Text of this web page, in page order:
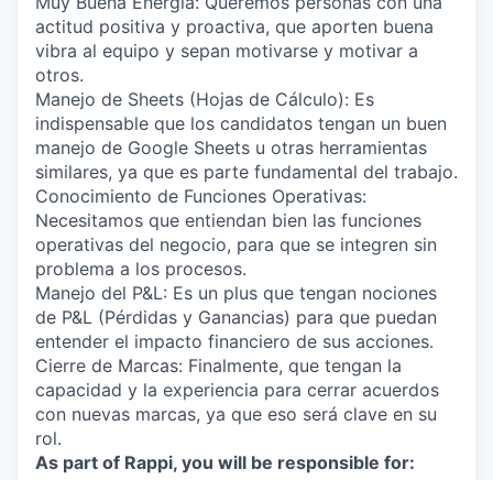
actitud positiva y proactiva, que aporten buena
vibra al equipo y sepan motivarse y motivar a
otros.
Manejo de Sheets (Hojas de Cálculo): Es
indispensable que los candidatos tengan un buen
manejo de Google Sheets u otras herramientas
similares, ya que es parte fundamental del trabajo.
Conocimiento de Funciones Operativas:
Necesitamos que entiendan bien las funciones
operativas del negocio, para que se integren sin
problema a los procesos.
Manejo del P&L: Es un plus que tengan nociones
de P&L (Pérdidas y Ganancias) para que puedan
entender el impacto financiero de sus acciones.
Cierre de Marcas: Finalmente, que tengan la
capacidad y la experiencia para cerrar acuerdos
con nuevas marcas, ya que eso será clave en su
rol.
As part of Rappi, you will be responsible for: